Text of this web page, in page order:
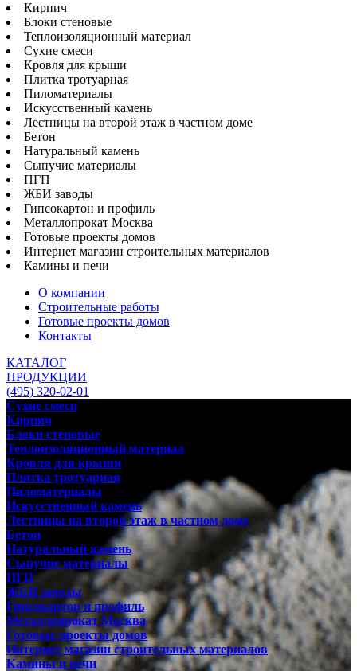
Кирпич
Блоки стеновые
Теплоизоляционный материал
Сухие смеси
Кровля для крыши
Плитка тротуарная
Пиломатериалы
Искусственный камень
Лестницы на второй этаж в частном доме
Бетон
Натуральный камень
Сыпучие материалы
ПГП
ЖБИ заводы
Гипсокартон и профиль
Металлопрокат Москва
Готовые проекты домов
Интернет магазин строительных материалов
Камины и печи
О компании
Строительные работы
Готовые проекты домов
Контакты
КАТАЛОГ
ПРОДУКЦИИ
(495) 320-02-01
Сухие смеси
Кирпич
Блоки стеновые
Теплоизоляционный материал
Кровля для крыши
Плитка тротуарная
Пиломатериалы
Искусственный камень
Лестницы на второй этаж в частном доме
Бетон
Натуральный камень
Сыпучие материалы
ПГП
ЖБИ заводы
Гипсокартон и профиль
Металлопрокат Москва
Готовые проекты домов
Интернет магазин строительных материалов
Камины и печи